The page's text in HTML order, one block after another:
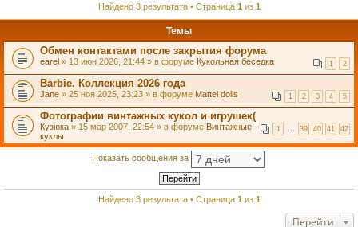
Найдено 3 результата • Страница 1 из 1
Темы
Обмен контактами после закрытия форума
1 2
earel » 13 июн 2026, 21:44 » в форуме Кукольная беседка
Barbie. Коллекция 2026 года
1 2 3 4 5
Jane » 25 ноя 2025, 23:23 » в форуме Mattel dolls
Фотографии винтажных кукол и игрушек(
1 39 40 41 42
Кузюка » 15 мар 2007, 22:54 » в форуме Винтажные
куклы
Показать сообщения за
Найдено 3 результата • Страница 1 из 1
Перейти